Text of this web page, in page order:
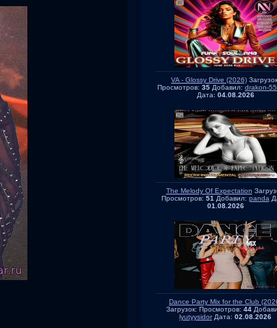
VA - Glossy Drive (2026)
Просмотров: 35 Добавил: drakon-
Дата: 04.08.2026
The Melody Of Expectation
Просмотров: 51 Добавил: panda
01.08.2026
Dance Party Mix for the Club
Загрузок: Просмотров: 44
lyutyysidorДата: 02.08.2026